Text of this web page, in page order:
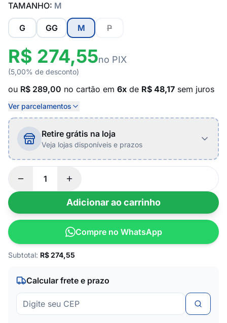
TAMANHO: M
G GG M P
R$ 274,55no PIX
(5,00% de desconto)
ou R$ 289,00 no cartão em 6x de R$ 48,17 sem juros
Ver parcelamentos
Retire grátis na loja
Veja lojas disponíveis e prazos
Adicionar ao carrinho
Compre no WhatsApp
Subtotal: R$274,55
Calcular frete e prazo